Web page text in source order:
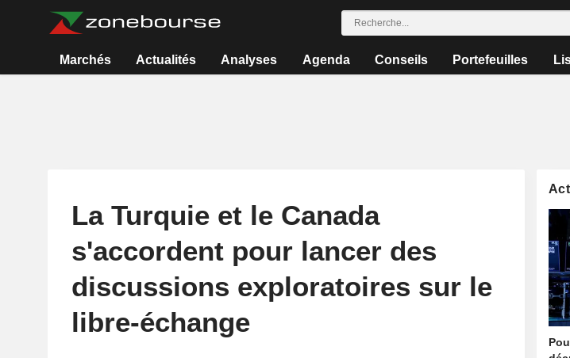
Marchés Actualités Analyses Agenda Conseils Portefeuilles
La Turquie et le Canada
s'accordent pour lancer des
discussions exploratoires sur le
libre-échange